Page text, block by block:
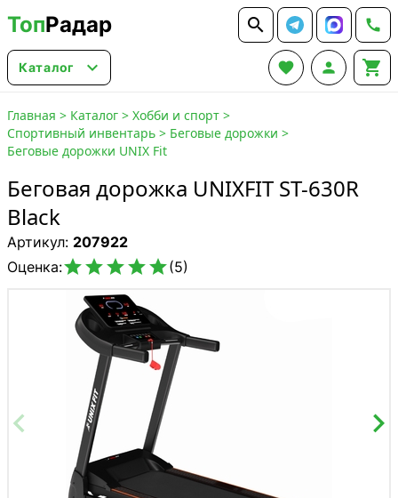
ТопРадар  
Каталог    
Главная > Каталог > Хобби и спорт >
Спортивный инвентарь > Беговые дорожки >
Беговые дорожки UNIX Fit
Беговая дорожка UNIXFIT ST-630R
Black
Артикул: 207922
Оценка:(5)